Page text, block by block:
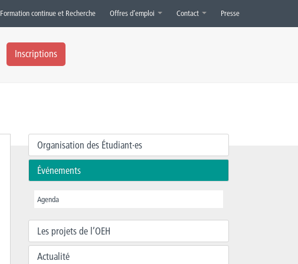
Formation continue et Recherche Offres d’emploi Contact Presse
Inscriptions
Organisation des Étudiant·es
Événements
Agenda
Les projets de l’OEH
Actualité